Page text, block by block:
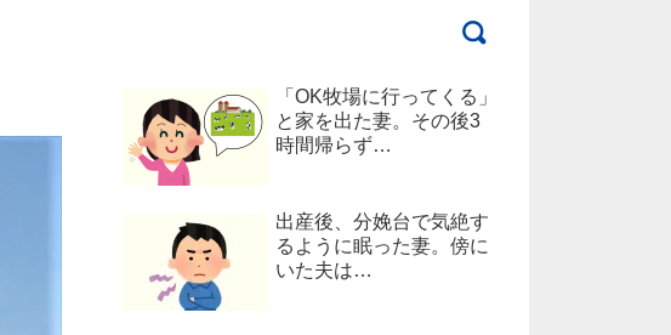
「OK牧場に行ってくる」
と家を出た妻。その後3
時間帰らず…
出産後、分娩台で気絶す
るように眠った妻。傍に
いた夫は…